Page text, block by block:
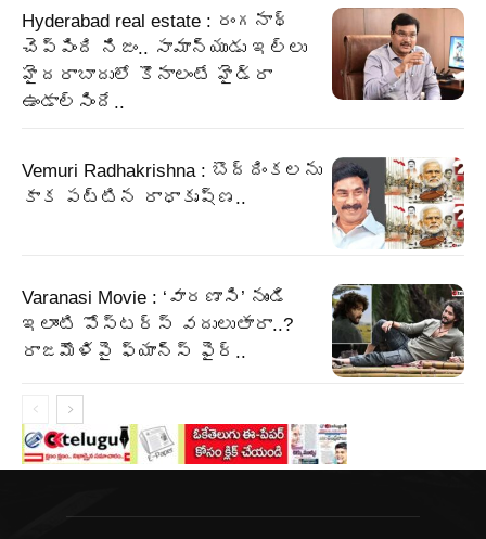
Hyderabad real estate : రంగనాథ్
చెప్పింది నిజం.. సామాన్యుడు ఇల్లు
హైదరాబాదులో కొనాలంటే హైడ్రా
ఉండాల్సిందే..
Vemuri Radhakrishna : బొద్దింకలను
కాక పట్టిన రాధాకృష్ణ..
Varanasi Movie : ‘వారణాసి’ నుండి
ఇలాంటి పోస్టర్స్ వదులుతారా..?
రాజమౌళిపై ఫ్యాన్స్ ఫైర్..